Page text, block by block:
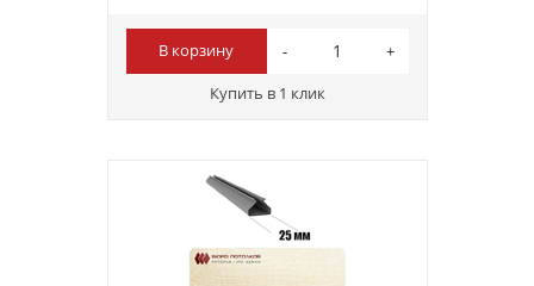
В корзину
Купить в 1 клик